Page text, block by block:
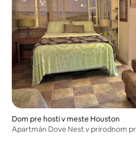
Dom pre hostí v meste Houston
Apartmán Dove Nest v prírodnom